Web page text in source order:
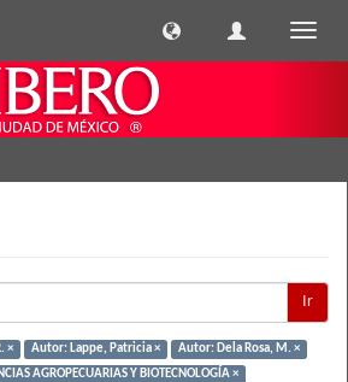
Ir
× Autor: Lappe, Patricia ×
Autor: Dela Rosa, M. ×
AGROPECUARIAS Y BIOTECNOLOGÍA ×